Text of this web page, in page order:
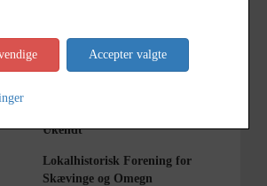
Meløse
1925 - 1935
Ukendt
Lokalhistorisk Forening for
Skævinge og Omegn
Accepter valgte